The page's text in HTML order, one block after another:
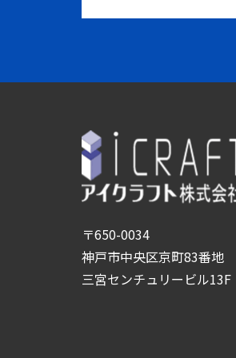
〒650-0034
神戸市中央区京町83番地
三宮センチュリービル13F